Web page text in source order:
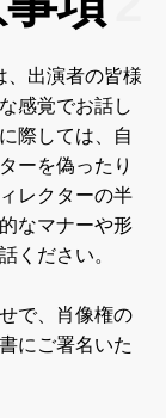
、出演者の皆様
感覚でお話し
際しては、自
ーを偽ったり
レクターの半
なマナーや形
ください。
で、肖像権の
にご署名いた